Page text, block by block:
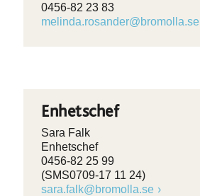
0456-82 23 83
melinda.rosander@bromolla.se
Enhetschef
Sara Falk
Enhetschef
0456-82 25 99
(SMS0709-17 11 24)
sara.falk@bromolla.se